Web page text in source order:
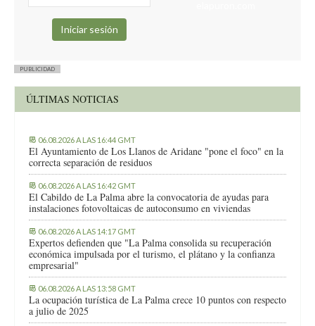
PUBLICIDAD
ÚLTIMAS NOTICIAS
06.08.2026 A LAS 16:44 GMT
El Ayuntamiento de Los Llanos de Aridane "pone el foco" en la
correcta separación de residuos
06.08.2026 A LAS 16:42 GMT
El Cabildo de La Palma abre la convocatoria de ayudas para
instalaciones fotovoltaicas de autoconsumo en viviendas
06.08.2026 A LAS 14:17 GMT
Expertos defienden que "La Palma consolida su recuperación
económica impulsada por el turismo, el plátano y la confianza
empresarial"
06.08.2026 A LAS 13:58 GMT
La ocupación turística de La Palma crece 10 puntos con respecto
a julio de 2025